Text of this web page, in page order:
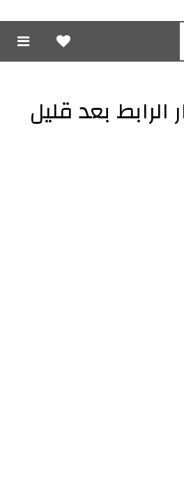
بعد قليل